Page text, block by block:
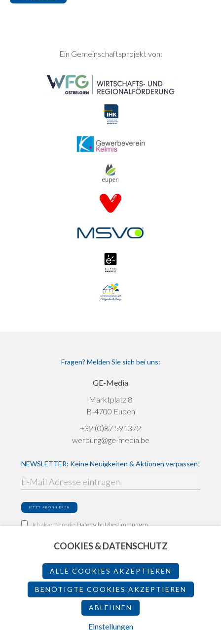
SEITENFUSSEin Gemeinschaftsprojekt von:
Fragen? Melden Sie sich bei uns:
GE-Media
Marktplatz 8
B-4700 Eupen
+32 (0)87 591372
werbung@ge-media.be
NEWSLETTER: Keine Neuigkeiten & Aktionen verpassen!
Ich akzeptiere die Datenschutzbestimmungen
Impressum
Datenschutz
Teilnahmebedingungen
2026 - Made by
COOKIES & DATENSCHUTZ
ALLE COOKIES AKZEPTIEREN
BENÖTIGTE COOKIES AKZEPTIEREN
ABLEHNEN
Einstellungen